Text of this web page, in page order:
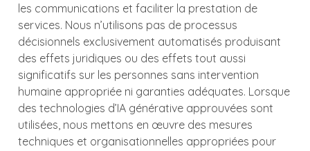
les communications et faciliter la prestation de
services. Nous n’utilisons pas de processus
décisionnels exclusivement automatisés produisant
des effets juridiques ou des effets tout aussi
significatifs sur les personnes sans intervention
humaine appropriée ni garanties adéquates. Lorsque
des technologies d’IA générative approuvées sont
utilisées, nous mettons en œuvre des mesures
techniques et organisationnelles appropriées pour